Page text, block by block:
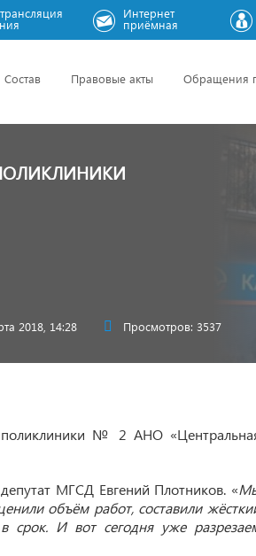
Интернет
приёмная
Состав Правовые акты Обращения
2018, 14:28 Просмотров: 3537
№ 2 АНО
МГСД Евгений Плотников. «
объём работ, составили
срок. И вот сегодня уже